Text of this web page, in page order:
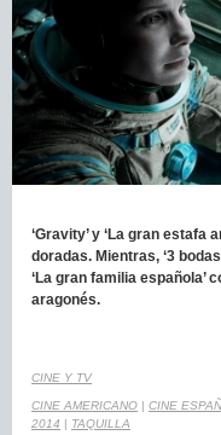
‘Gravity’ y ‘La gran
doradas. Mientras, ‘3
‘La gran familia española’
aragonés.
CINE Y TV
CINE AMERICANO | CINE
2014 | TAQUILLA